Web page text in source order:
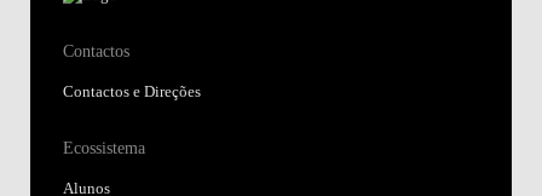
Contactos
Contactos e Direções
Ecossistema
Alunos